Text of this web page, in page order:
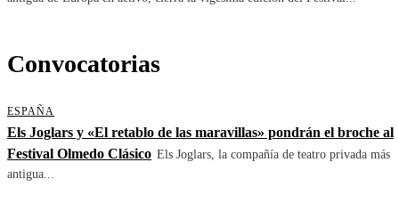
Convocatorias
ESPAÑA
Els Joglars y «El retablo de las maravillas» pondrán el broche al
Festival Olmedo Clásico Els Joglars, la compañía de teatro privada más
antigua...